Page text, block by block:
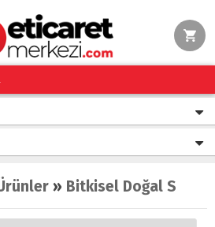
» Bitkisel Doğal Sular